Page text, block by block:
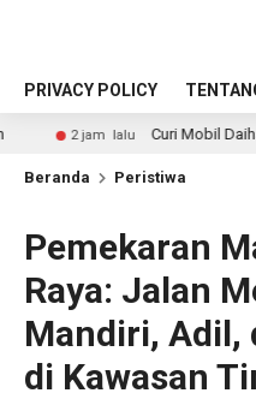
PRIVACY POLICY
Curi Mobil Daihatsu Dan
Beranda Peristiwa
Pemekaran
Raya: Jalan
Mandiri, Adil,
di Kawasan